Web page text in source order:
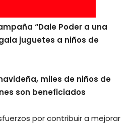
“Dale Poder a una
juguetes a niños de
miles de niños de
son beneficiados
por contribuir a mejorar